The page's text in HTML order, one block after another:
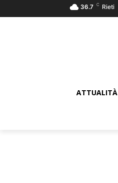
36.7 C Rieti
ATTUALITÀ